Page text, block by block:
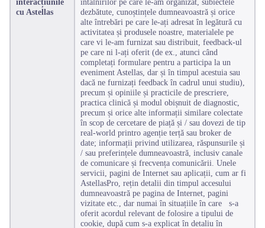
cu Astellas
dezbătute, cunoștințele dumneavoastră și orice
alte întrebări pe care le-ați adresat în legătură cu
activitatea și produsele noastre, materialele pe
care vi le-am furnizat sau distribuit, feedback-ul
pe care ni l-ați oferit (de ex., atunci când
completați formulare pentru a participa la un
eveniment Astellas, dar și în timpul acestuia sau
dacă ne furnizați feedback în cadrul unui studiu),
precum și opiniile și practicile de prescriere,
practica clinică și modul obișnuit de diagnostic,
precum și orice alte informații similare colectate
în scop de cercetare de piață și / sau dovezi de tip
real-world printro agenție terță sau broker de
date; informații privind utilizarea, răspunsurile și
/ sau preferințele dumneavoastră, inclusiv canale
de comunicare și frecvența comunicării. Unele
servicii, pagini de Internet sau aplicații, cum ar fi
AstellasPro, rețin detalii din timpul accesului
dumneavoastră pe pagina de Internet, pagini
vizitate etc., dar numai în situațiile în care s-a
oferit acordul relevant de folosire a tipului de
cookie, după cum s-a explicat în detaliu în